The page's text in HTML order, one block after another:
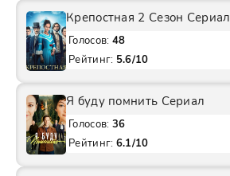
Крепостная 2 Сезон Сериал
Голосов: 48
Рейтинг: 5.6/10
Я буду помнить Сериал
Голосов: 36
Рейтинг: 6.1/10